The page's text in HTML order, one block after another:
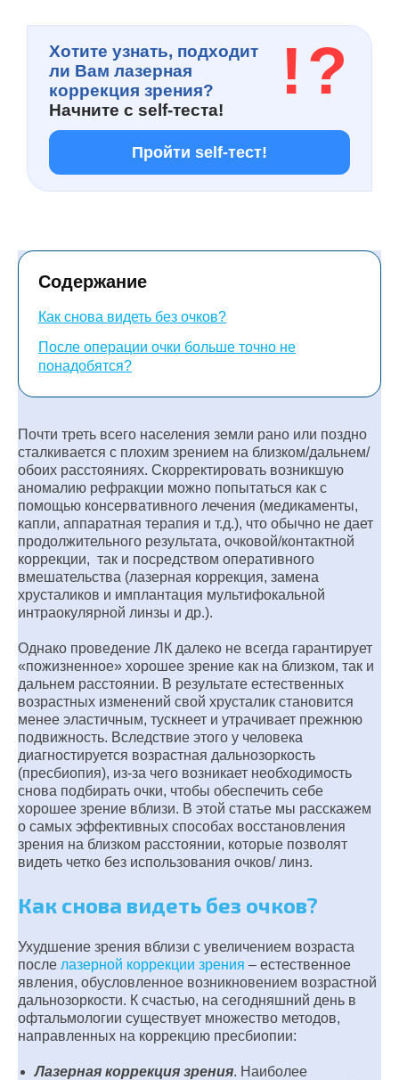
Хотите узнать, подходит
ли Вам лазерная
коррекция зрения?
Начните с self-теста!
!?
Пройти self-тест!
Содержание
Как снова видеть без очков?
После операции очки больше точно не
понадобятся?
Почти треть всего населения земли рано или поздно
сталкивается с плохим зрением на близком/дальнем/
обоих расстояниях. Скорректировать возникшую
аномалию рефракции можно попытаться как с
помощью консервативного лечения (медикаменты,
капли, аппаратная терапия и т.д.), что обычно не дает
продолжительного результата, очковой/контактной
коррекции, так и посредством оперативного
вмешательства (лазерная коррекция, замена
хрусталиков и имплантация мультифокальной
интраокулярной линзы и др.).
Однако проведение ЛК далеко не всегда гарантирует
«пожизненное» хорошее зрение как на близком, так и
дальнем расстоянии. В результате естественных
возрастных изменений свой хрусталик становится
менее эластичным, тускнеет и утрачивает прежнюю
подвижность. Вследствие этого у человека
диагностируется возрастная дальнозоркость
(пресбиопия), из-за чего возникает необходимость
снова подбирать очки, чтобы обеспечить себе
хорошее зрение вблизи. В этой статье мы расскажем
о самых эффективных способах восстановления
зрения на близком расстоянии, которые позволят
видеть четко без использования очков/ линз.
Как снова видеть без очков?
Ухудшение зрения вблизи с увеличением возраста
после лазерной коррекции зрения – естественное
явления, обусловленное возникновением возрастной
дальнозоркости. К счастью, на сегодняшний день в
офтальмологии существует множество методов,
направленных на коррекцию пресбиопии:
Лазерная коррекция зрения. Наиболее